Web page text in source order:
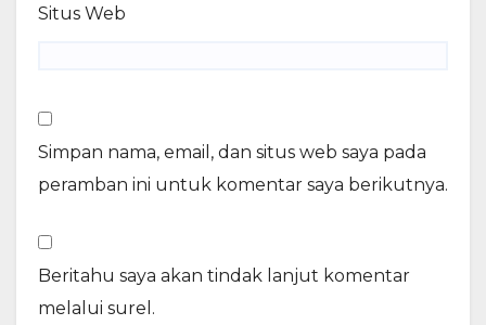
Situs Web
Simpan nama, email, dan situs web saya pada
peramban ini untuk komentar saya berikutnya.
Beritahu saya akan tindak lanjut komentar
melalui surel.